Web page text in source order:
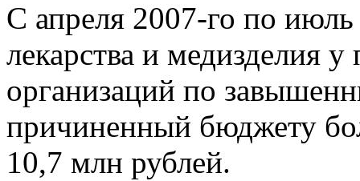
С апреля 2007-го по
лекарства и медизделия
организаций по
причиненный бюджету
10,7 млн рублей.